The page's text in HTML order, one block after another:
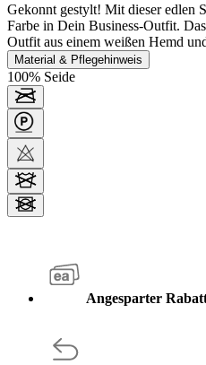
Gekonnt gestylt! Mit dieser edlen
Farbe in Dein Business-Outfit.
Outfit aus einem weißen Hemd
Material & Pflegehinweis
100% Seide
Angesparter